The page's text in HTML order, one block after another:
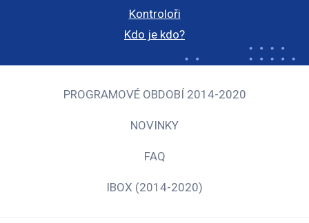
Kontroloři
Kdo je kdo?
PROGRAMOVÉ OBDOBÍ 2014-2020
NOVINKY
FAQ
IBOX (2014-2020)